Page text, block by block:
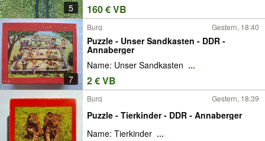
5 160 € VB
7
Burg Gestern, 18:40
Puzzle - Unser Sandkasten - DDR -
Annaberger
Name: Unser Sandkasten ...
2 € VB
Burg Gestern, 18:39
Puzzle - Tierkinder - DDR - Annaberger
Name: Tierkinder ...